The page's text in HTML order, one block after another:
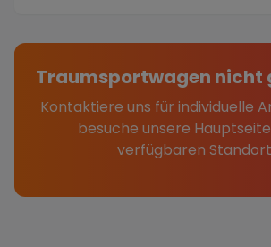
Traumsportwagen nicht
Kontaktiere uns für individuelle
besuche unsere
verfügbaren